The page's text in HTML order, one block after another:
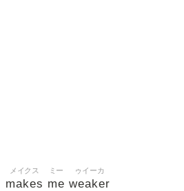
makes
メイクス
me
ミー
weaker
ゥイーカ